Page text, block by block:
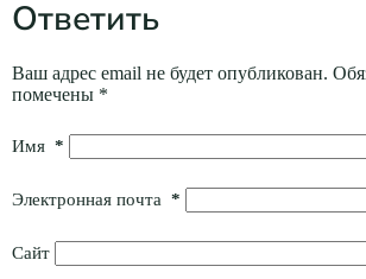
Ответить
Ваш адрес email не будет опубликован.
помечены *
Имя *
Электронная почта *
Сайт